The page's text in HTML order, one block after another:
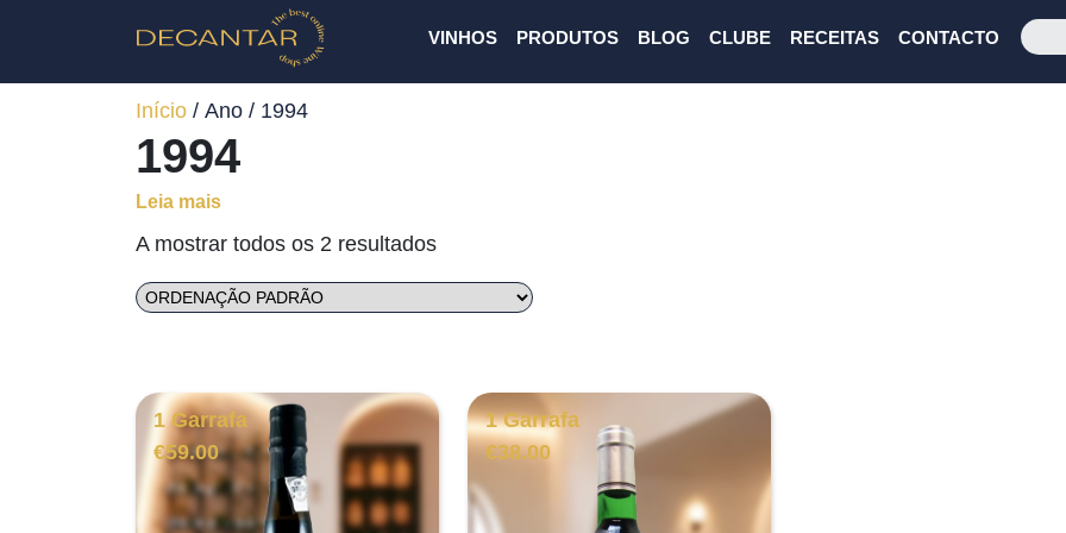
VINHOS PRODUTOS BLOG CLUBE RECEITAS CONTACTO
Início / Ano / 1994
1994
Leia mais
A mostrar todos os 2 resultados
1 Garrafa
€59.00
1 Garrafa
€38.00